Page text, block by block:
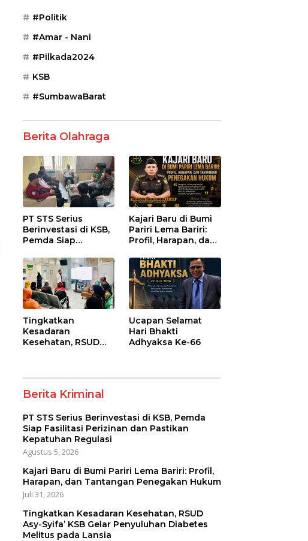
#Politik
#Amar - Nani
#Pilkada2024
KSB
#SumbawaBarat
Berita Olahraga
PT STS Serius
Berinvestasi di KSB,
Pemda Siap
dan Pastikan
Kepatuhan Regulasi
Kajari Baru di Bumi
Pariri Lema Bariri:
Profil, Harapan, dan
Penegakan Hukum
Tingkatkan
Kesadaran
Kesehatan, RSUD
Ucapan Selamat
Hari Bhakti
Adhyaksa Ke-66
Berita Kriminal
PT STS Serius Berinvestasi di KSB, Pemda
Siap Fasilitasi Perizinan dan Pastikan
Kepatuhan Regulasi
Agustus 5, 2026
Kajari Baru di Bumi Pariri Lema Bariri: Profil,
Harapan, dan Tantangan Penegakan Hukum
Juli 31, 2026
Tingkatkan Kesadaran Kesehatan, RSUD
Asy-Syifa’ KSB Gelar Penyuluhan Diabetes
Melitus pada Lansia